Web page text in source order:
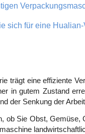
sich für eine
trägt eine effiziente
in gutem Zustand
der Senkung der
ob Sie Obst, Gemüse,